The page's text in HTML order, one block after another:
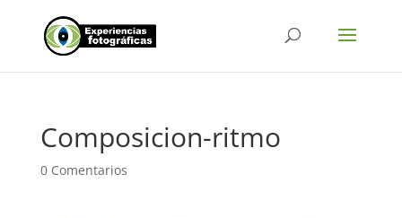
Composicion-ritmo
0 Comentarios